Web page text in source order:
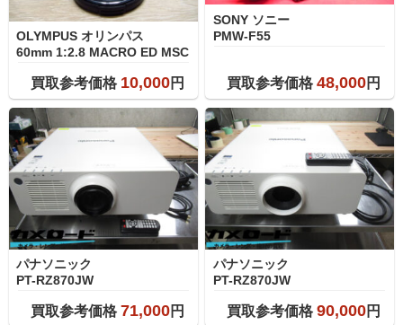
OLYMPUS オリンパス
60mm 1:2.8 MACRO ED MSC
買取参考価格 10,000円
SONY ソニー
PMW-F55
買取参考価格 48,000円
パナソニック
PT-RZ870JW
買取参考価格 71,000円
パナソニック
PT-RZ870JW
買取参考価格 90,000円